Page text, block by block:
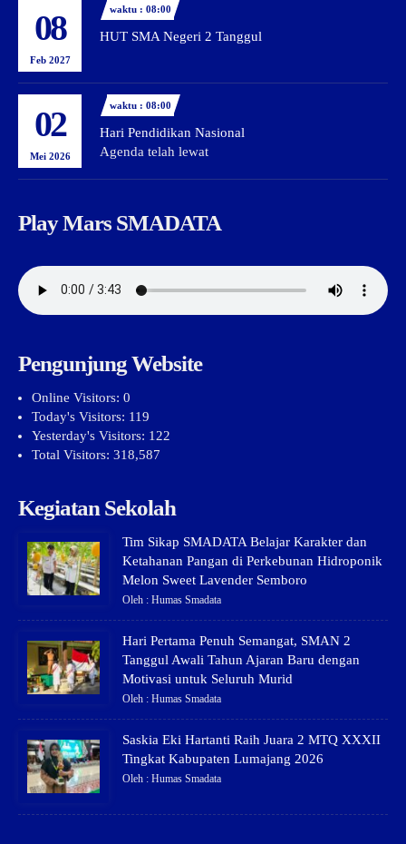
08
Feb 2027
waktu : 08:00
HUT SMA Negeri 2 Tanggul
02
Mei 2026
waktu : 08:00
Hari Pendidikan Nasional
Agenda telah lewat
Play Mars SMADATA
Pengunjung Website
Online Visitors: 0
Today's Visitors: 119
Yesterday's Visitors: 122
Total Visitors: 318,587
Kegiatan Sekolah
Tim Sikap SMADATA Belajar Karakter dan
Ketahanan Pangan di Perkebunan Hidroponik
Melon Sweet Lavender Semboro
Oleh : Humas Smadata
Hari Pertama Penuh Semangat, SMAN 2
Tanggul Awali Tahun Ajaran Baru dengan
Motivasi untuk Seluruh Murid
Oleh : Humas Smadata
Saskia Eki Hartanti Raih Juara 2 MTQ XXXII
Tingkat Kabupaten Lumajang 2026
Oleh : Humas Smadata